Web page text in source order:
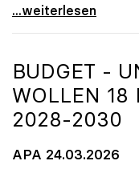
uniko zu FORWIT-
...weiterlesen
BUDGET -
WOLLEN 18
2028-2030
APA 24.03.2026